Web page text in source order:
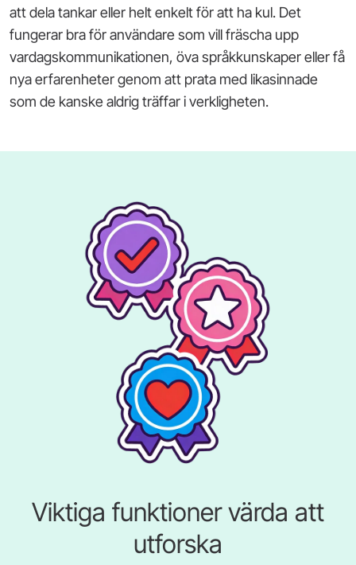
att dela tankar eller helt enkelt för att ha kul. Det
fungerar bra för användare som vill fräscha upp
vardagskommunikationen, öva språkkunskaper eller få
nya erfarenheter genom att prata med likasinnade
som de kanske aldrig träffar i verkligheten.
Viktiga funktioner värda att
utforska